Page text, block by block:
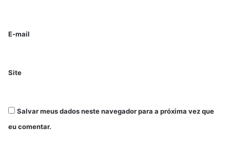
E-mail
Site
Salvar meus dados neste navegador para a próxima vez que
eu comentar.